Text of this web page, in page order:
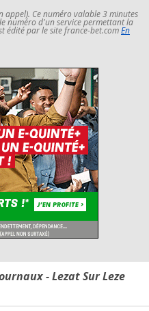
Ce numéro valable 3 minutes
numéro d'un service permettant la
édité par le site france-bet.comEn
- Lezat Sur Leze